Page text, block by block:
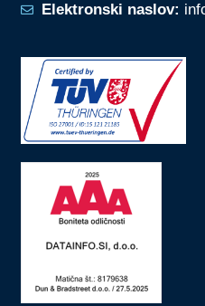
Elektronski naslov: